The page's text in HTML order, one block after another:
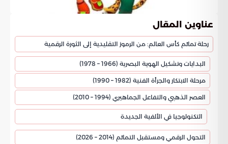
عناوين المقال
رحلة تمائم كأس العالم: من الرموز التقليدية إلى الثورة الرقمية
البدايات وتشكيل الهوية البصرية (1966 – 1978)
مرحلة الابتكار والجرأة الفنية (1982 – 1990)
العصر الذهبي والتفاعل الجماهيري (1994 – 2010)
التكنولوجيا في الألفية الجديدة
التحول الرقمي ومستقبل التمائم (2014 – 2026)